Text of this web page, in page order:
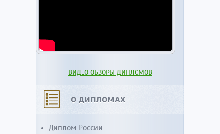
ВИДЕО ОБЗОРЫ ДИПЛОМОВ
О ДИПЛОМАХ
Диплом России